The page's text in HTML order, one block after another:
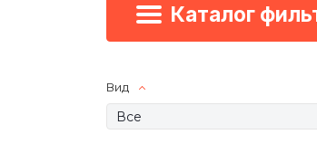
Каталог
Вид
Все